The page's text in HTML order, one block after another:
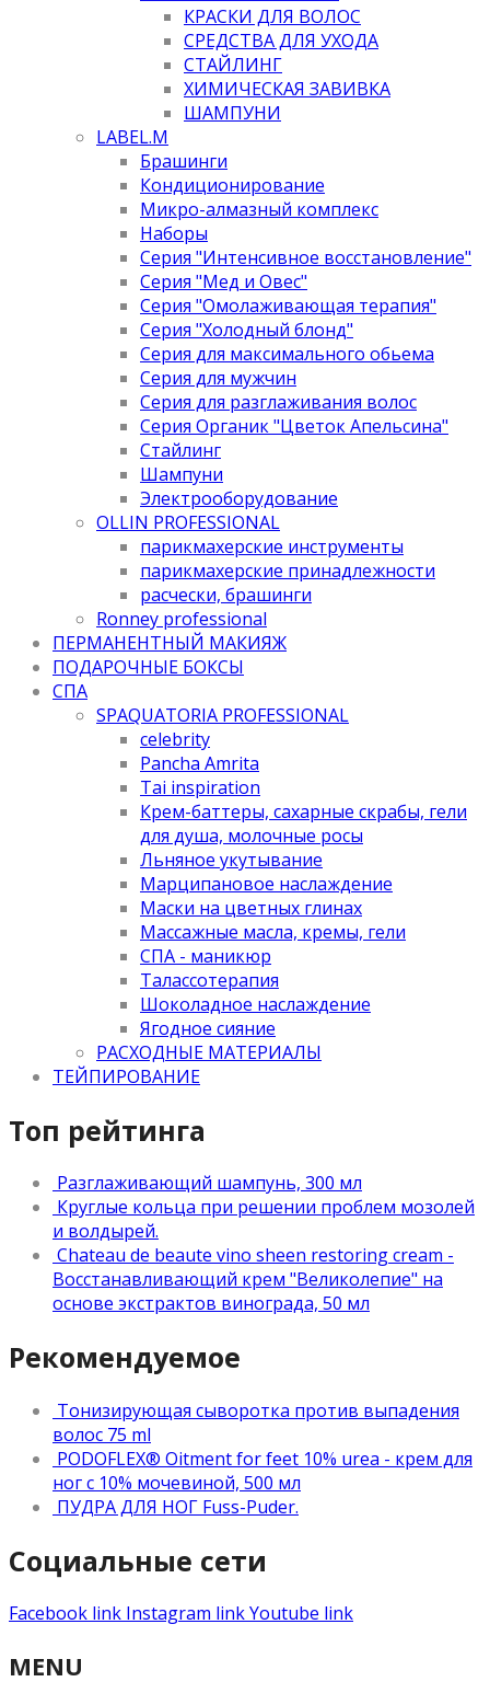
КРАСКИ ДЛЯ ВОЛОС
СРЕДСТВА ДЛЯ УХОДА
СТАЙЛИНГ
ХИМИЧЕСКАЯ ЗАВИВКА
ШАМПУНИ
LABEL.M
Брашинги
Кондиционирование
Микро-алмазный комплекс
Наборы
Серия "Интенсивное восстановление"
Серия "Мед и Овес"
Серия "Омолаживающая терапия"
Серия "Холодный блонд"
Серия для максимального обьема
Серия для мужчин
Серия для разглаживания волос
Серия Органик "Цветок Апельсина"
Стайлинг
Шампуни
Электрооборудование
OLLIN PROFESSIONAL
парикмахерские инструменты
парикмахерские принадлежности
расчески, брашинги
Ronney professional
ПЕРМАНЕНТНЫЙ МАКИЯЖ
ПОДАРОЧНЫЕ БОКСЫ
СПА
SPAQUATORIA PROFESSIONAL
celebrity
Pancha Amrita
Tai inspiration
Крем-баттеры, сахарные скрабы, гели
для душа, молочные росы
Льняное укутывание
Марципановое наслаждение
Маски на цветных глинах
Массажные масла, кремы, гели
СПА - маникюр
Талассотерапия
Шоколадное наслаждение
Ягодное сияние
РАСХОДНЫЕ МАТЕРИАЛЫ
ТЕЙПИРОВАНИЕ
Топ рейтинга
Разглаживающий шампунь, 300 мл
Круглые кольца при решении проблем мозолей
и волдырей.
Chateau de beaute vino sheen restoring cream -
Восстанавливающий крем "Великолепие" на
основе экстрактов винограда, 50 мл
Рекомендуемое
Тонизирующая сыворотка против выпадения
волос 75 ml
PODOFLEX® Oitment for feet 10% urea - крем для
ног с 10% мочевиной, 500 мл
ПУДРА ДЛЯ НОГ Fuss-Puder.
Социальные сети
Facebook link Instagram linkYoutube link
MENU